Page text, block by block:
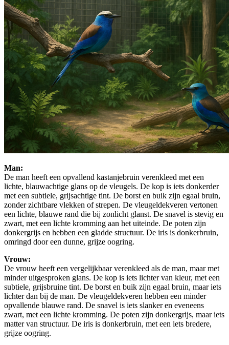
Man:
De man heeft een opvallend kastanjebruin verenkleed met een
lichte, blauwachtige glans op de vleugels. De kop is iets donkerder
met een subtiele, grijsachtige tint. De borst en buik zijn egaal bruin,
zonder zichtbare vlekken of strepen. De vleugeldekveren vertonen
een lichte, blauwe rand die bij zonlicht glanst. De snavel is stevig en
zwart, met een lichte kromming aan het uiteinde. De poten zijn
donkergrijs en hebben een gladde structuur. De iris is donkerbruin,
omringd door een dunne, grijze oogring.
Vrouw:
De vrouw heeft een vergelijkbaar verenkleed als de man, maar met
minder uitgesproken glans. De kop is iets lichter van kleur, met een
subtiele, grijsbruine tint. De borst en buik zijn egaal bruin, maar iets
lichter dan bij de man. De vleugeldekveren hebben een minder
opvallende blauwe rand. De snavel is iets slanker en eveneens
zwart, met een lichte kromming. De poten zijn donkergrijs, maar iets
matter van structuur. De iris is donkerbruin, met een iets bredere,
grijze oogring.